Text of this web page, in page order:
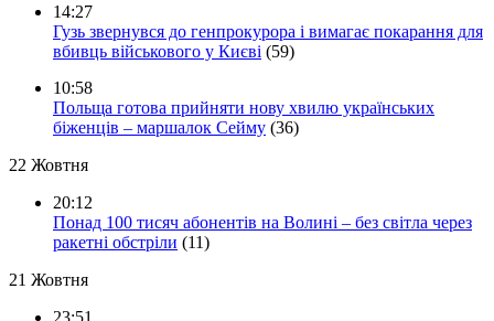
14:27
Гузь звернувся до генпрокурора і вимагає покарання для
вбивць військового у Києві (59)
10:58
Польща готова прийняти нову хвилю українських
біженців – маршалок Сейму (36)
22 Жовтня
20:12
Понад 100 тисяч абонентів на Волині – без світла через
ракетні обстріли (11)
21 Жовтня
23:51